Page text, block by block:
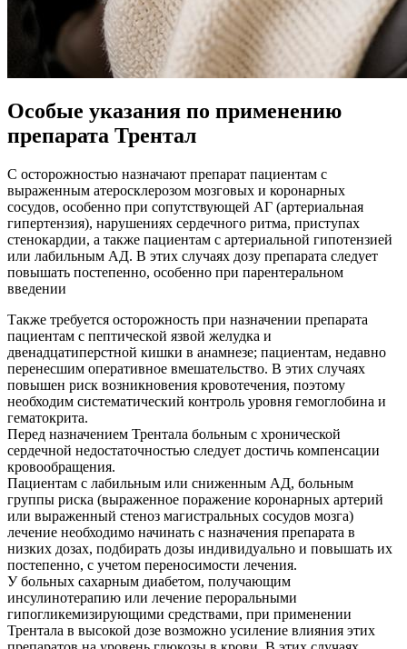
Особые указания по применению
препарата Трентал
С осторожностью назначают препарат пациентам с
выраженным атеросклерозом мозговых и коронарных
сосудов, особенно при сопутствующей АГ (артериальная
гипертензия), нарушениях сердечного ритма, приступах
стенокардии, а также пациентам с артериальной гипотензией
или лабильным АД. В этих случаях дозу препарата следует
повышать постепенно, особенно при парентеральном
введении
Также требуется осторожность при назначении препарата
пациентам с пептической язвой желудка и
двенадцатиперстной кишки в анамнезе; пациентам, недавно
перенесшим оперативное вмешательство. В этих случаях
повышен риск возникновения кровотечения, поэтому
необходим систематический контроль уровня гемоглобина и
гематокрита.
Перед назначением Трентала больным с хронической
сердечной недостаточностью следует достичь компенсации
кровообращения.
Пациентам с лабильным или сниженным АД, больным
группы риска (выраженное поражение коронарных артерий
или выраженный стеноз магистральных сосудов мозга)
лечение необходимо начинать с назначения препарата в
низких дозах, подбирать дозы индивидуально и повышать их
постепенно, с учетом переносимости лечения.
У больных сахарным диабетом, получающим
инсулинотерапию или лечение пероральными
гипогликемизирующими средствами, при применении
Трентала в высокой дозе возможно усиление влияния этих